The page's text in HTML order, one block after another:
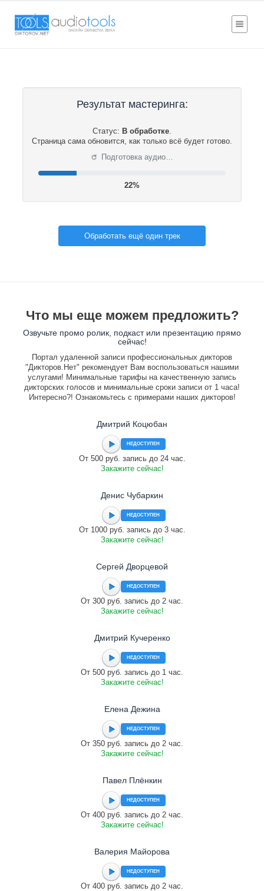
Результат мастеринга:
Статус: В обработке.
Страница сама обновится, как только всё будет готово.
⟳ Подготовка аудио…
22%
Обработать ещё один трек
Что мы еще можем предложить?
Озвучьте промо ролик, подкаст или презентацию прямо
сейчас!
Портал удаленной записи профессиональных дикторов
"Дикторов.Нет" рекомендует Вам воспользоваться нашими
услугами! Минимальные тарифы на качественную запись
дикторских голосов и минимальные сроки записи от 1 часа!
Интересно?! Ознакомьтесь с примерами наших дикторов!
Дмитрий Коцюбан
НЕДОСТУПЕН
От 500 руб. запись до 24 час.
Закажите сейчас!
Денис Чубаркин
НЕДОСТУПЕН
От 1000 руб. запись до 3 час.
Закажите сейчас!
Сергей Дворцевой
НЕДОСТУПЕН
От 300 руб. запись до 2 час.
Закажите сейчас!
Дмитрий Кучеренко
НЕДОСТУПЕН
От 500 руб. запись до 1 час.
Закажите сейчас!
Елена Дежина
НЕДОСТУПЕН
От 350 руб. запись до 2 час.
Закажите сейчас!
Павел Плёнкин
НЕДОСТУПЕН
От 400 руб. запись до 2 час.
Закажите сейчас!
Валерия Майорова
НЕДОСТУПЕН
От 400 руб. запись до 2 час.